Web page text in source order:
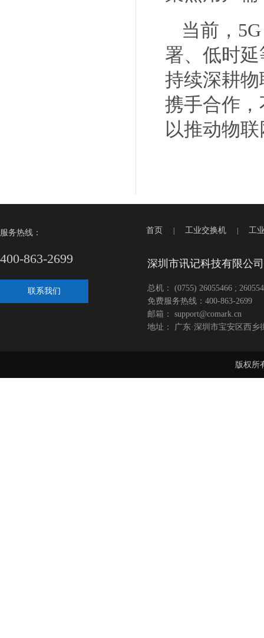
当前，
署、低时
持续深耕
携手合作
以推动物
服务热线：
400-863-2699
联系我们
首页 工业交换机 工
深圳市讯记科技有限公司
总机： (0755) 26055466 ;
免费服务热线：400-863-2699
邮箱： support@comark.cn
地址： 广东·深圳市宝安区西
版权所